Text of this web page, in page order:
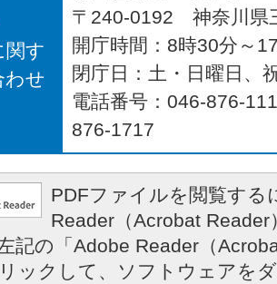
関す
わせ
〒240-0192 神奈川県
開庁時間：8時30分～
閉庁日：土・日曜日、
電話番号：046-876-
876-1717
PDFファイルを閲覧する
Reader（Acrobat
記の「Adobe Reader（
ックして、ソフトウェアを